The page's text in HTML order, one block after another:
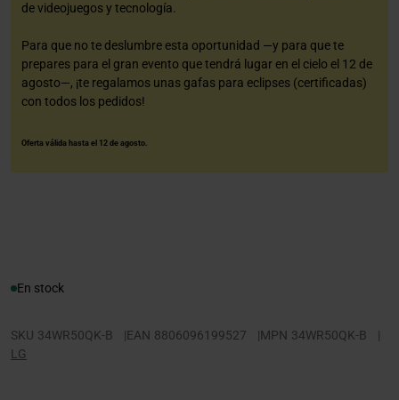
de videojuegos y tecnología.
Para que no te deslumbre esta oportunidad —y para que te
prepares para el gran evento que tendrá lugar en el cielo el 12 de
agosto—, ¡te regalamos unas gafas para eclipses (certificadas)
con todos los pedidos!
Oferta válida hasta el 12 de agosto.
En stock
SKU 34WR50QK-B |EAN 8806096199527 |MPN 34WR50QK-B
|
LG